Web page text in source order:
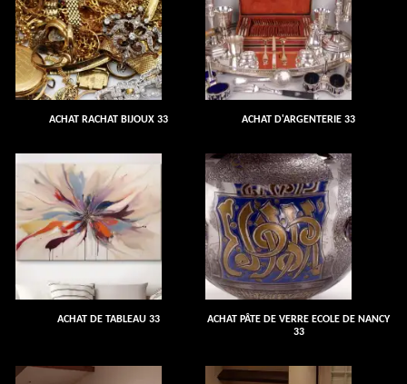
ACHAT RACHAT BIJOUX 33 ACHAT D'ARGENTERIE 33
ACHAT DE TABLEAU 33
ACHAT PÂTE DE VERRE ECOLE DE NANCY
33